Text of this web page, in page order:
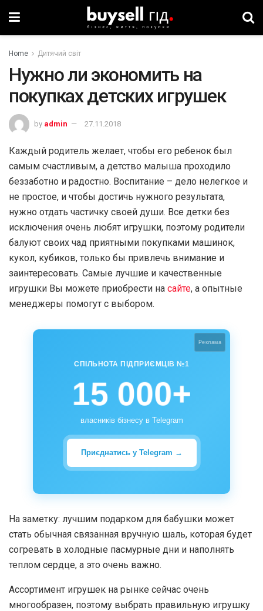
Home Дитячий світ
Нужно ли экономить на
покупках детских игрушек
by admin 27.11.2018
Каждый родитель желает, чтобы его ребенок был
самым счастливым, а детство малыша проходило
беззаботно и радостно. Воспитание – дело нелегкое и
не простое, и чтобы достичь нужного результата,
нужно отдать частичку своей души. Все детки без
исключения очень любят игрушки, поэтому родители
балуют своих чад приятными покупками машинок,
кукол, кубиков, только бы привлечь внимание и
заинтересовать. Самые лучшие и качественные
игрушки Вы можете приобрести на сайте, а опытные
менеджеры помогут с выбором.
Реклама
СПІЛЬНОТА ПІДПРИЄМЦІВ №1
15 000+
власників бізнесу в Telegram
Приєднатись у Telegram →
На заметку: лучшим подарком для бабушки может
стать обычная связанная вручную шаль, которая будет
согревать в холодные пасмурные дни и наполнять
теплом сердце, а это очень важно.
Ассортимент игрушек на рынке сейчас очень
многообразен, поэтому выбрать правильную игрушку